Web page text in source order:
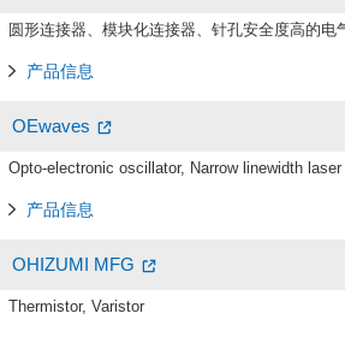
圆形连接器、模块化连接器、针孔安全度高的电
产品信息
OEwaves
Opto-electronic oscillator, Narrow linewidth
产品信息
OHIZUMI MFG
Thermistor, Varistor